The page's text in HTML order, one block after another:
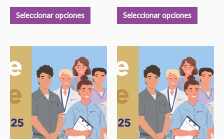
Seleccionar opciones Seleccionar opciones
precios:
desde
0,00€
hasta
20,00€
producto
tiene
múltiples
variantes.
Las
opciones
precios:
desde
0,00€
hasta
20,00€
tiene
Las